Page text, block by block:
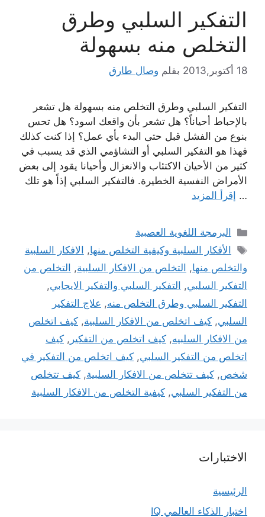
التفكير السلبي وطرق
التخلص منه بسهولة
18 أكتوبر,2013 بقلم وصال طارق
التفكير السلبي وطرق التخلص منه بسهولة هل تشعر
بالإحباط أحياناً؟ هل تشعر بأن واقعك اسود؟ هل تحس
بنوع من الفشل قبل حتى البدء بأي عمل؟ إذا كنت كذلك
فهذا هو التفكير السلبي أو التشاؤمي الذي قد يسبب في
كثير من الأحيان الاكتئاب والانعزال وأحيانا يقود إلى بعض
الأمراض النفسية الخطيرة. فالتفكير السلبي إذاً هو تلك
… إقرأ المزيد
التصنيفات
البرمجة اللغوية العصبية
الوسوم
الأفكار السلبية وكيفية التخلص منها,
الافكار السلبية
والتخلص منها, التخلص من الافكار السلبية, التخلص من
التفكير السلبي, التفكير السلبي والتفكير الايجابي,
التفكير السلبي وطرق التخلص منه, علاج التفكير
السلبي, كيف اتخلص من الافكار السلبية, كيف اتخلص
من الافكار السلبيه, كيف اتخلص من التفكير , كيف
اتخلص من التفكير السلبي, كيف اتخلص من التفكير في
شخص, كيف تتخلص من الافكار السلبية, كيف تتخلص
من التفكير السلبي, كيفية التخلص من الافكار السلبية
الاختبارات
الرئيسية
اختبار الذكاء العالمي IQ